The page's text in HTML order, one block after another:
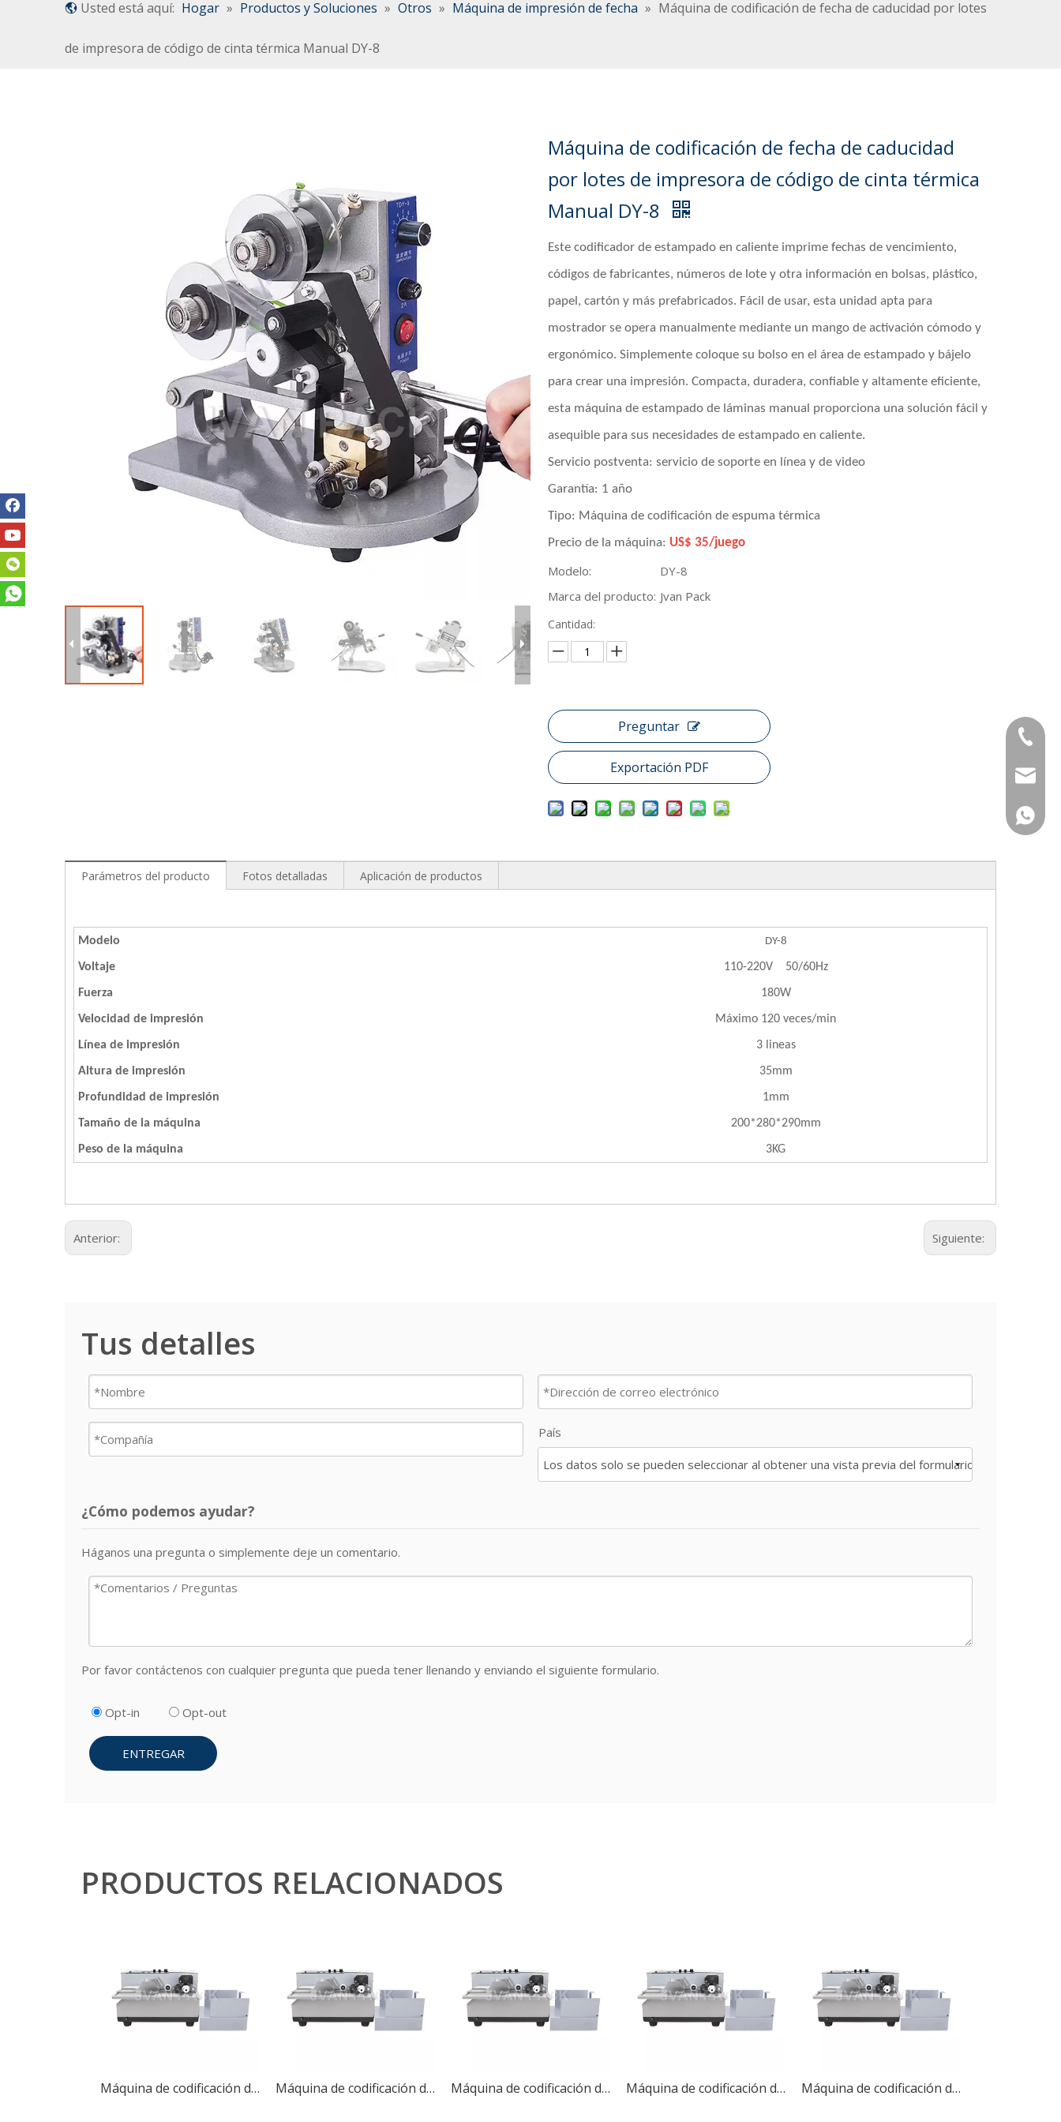
Usted está aquí: Hogar » Productos y Soluciones » Otros » Máquina de impresión de fecha » Máquina de codificación de fecha de caducidad por lotes
de impresora de código de cinta térmica Manual DY-8
Máquina de codificación de fecha de caducidad
por lotes de impresora de código de cinta térmica
Manual DY-8
Este codificador de estampado en caliente imprime fechas de vencimiento,
códigos de fabricantes, números de lote y otra información en bolsas, plástico,
papel, cartón y más prefabricados. Fácil de usar, esta unidad apta para
mostrador se opera manualmente mediante un mango de activación cómodo y
ergonómico. Simplemente coloque su bolso en el área de estampado y bájelo
para crear una impresión. Compacta, duradera, confiable y altamente eficiente,
esta máquina de estampado de láminas manual proporciona una solución fácil y
asequible para sus necesidades de estampado en caliente.
Servicio postventa: servicio de soporte en línea y de video
Garantía: 1 año
Tipo: Máquina de codificación de espuma térmica
Precio de la máquina: US$ 35/juego
Modelo:
DY-8
Marca del producto: Jvan Pack
Cantidad:
Preguntar
Exportación PDF
Parámetros del producto Fotos detalladas Aplicación de productos
Modelo DY-8
Voltaje 110-220V 50/60Hz
Fuerza 180W
Velocidad de impresión Máximo 120 veces/min
Línea de impresión 3 lineas
Altura de impresión 35mm
Profundidad de impresión 1mm
Tamaño de la máquina 200*280*290mm
Peso de la máquina 3KG
Anterior: Siguiente:
Tus detalles
País
¿Cómo podemos ayudar?
Háganos una pregunta o simplemente deje un comentario.
Por favor contáctenos con cualquier pregunta que pueda tener llenando y enviando el siguiente formulario.
Opt-in Opt-out
ENTREGAR
PRODUCTOS RELACIONADOS
Máquina de codificación de rollos de tinta sólida continua MY-380F, impresora de códigos de tarjetas, máquina de impresión de fecha Máquina de codificación de rollos de tinta sólida continua MY-380F, impresora de códigos de tarjetas, máquina de impresión de fecha Máquina de codificación de rollos de tinta sólida continua MY-380F, impresora de códigos de tarjetas, máquina de impresión de fecha Máquina de codificación de rollos de tinta sólida continua MY-380F, impresora de códigos de tarjetas, máquina de impresión de fecha Máquina de codificación de rollos de tinta sólida continua MY-380F, impresora de códigos de tarjetas, máquina de impresión de fecha
+86-
+86-